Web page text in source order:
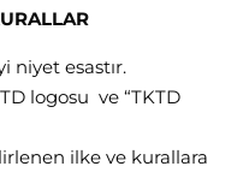
niyet esastır.
logosu ve “TKTD
ilke ve kurallara